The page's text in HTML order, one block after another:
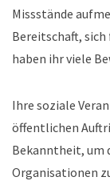
Missstände
Bereitschaft,
haben ihr viele
Ihre soziale
öffentlichen
Bekanntheit, um
Organisationen